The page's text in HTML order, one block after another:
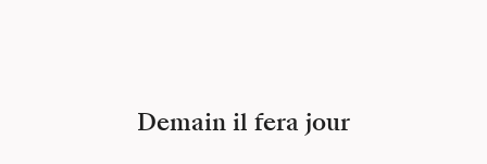
Demain il fera jour